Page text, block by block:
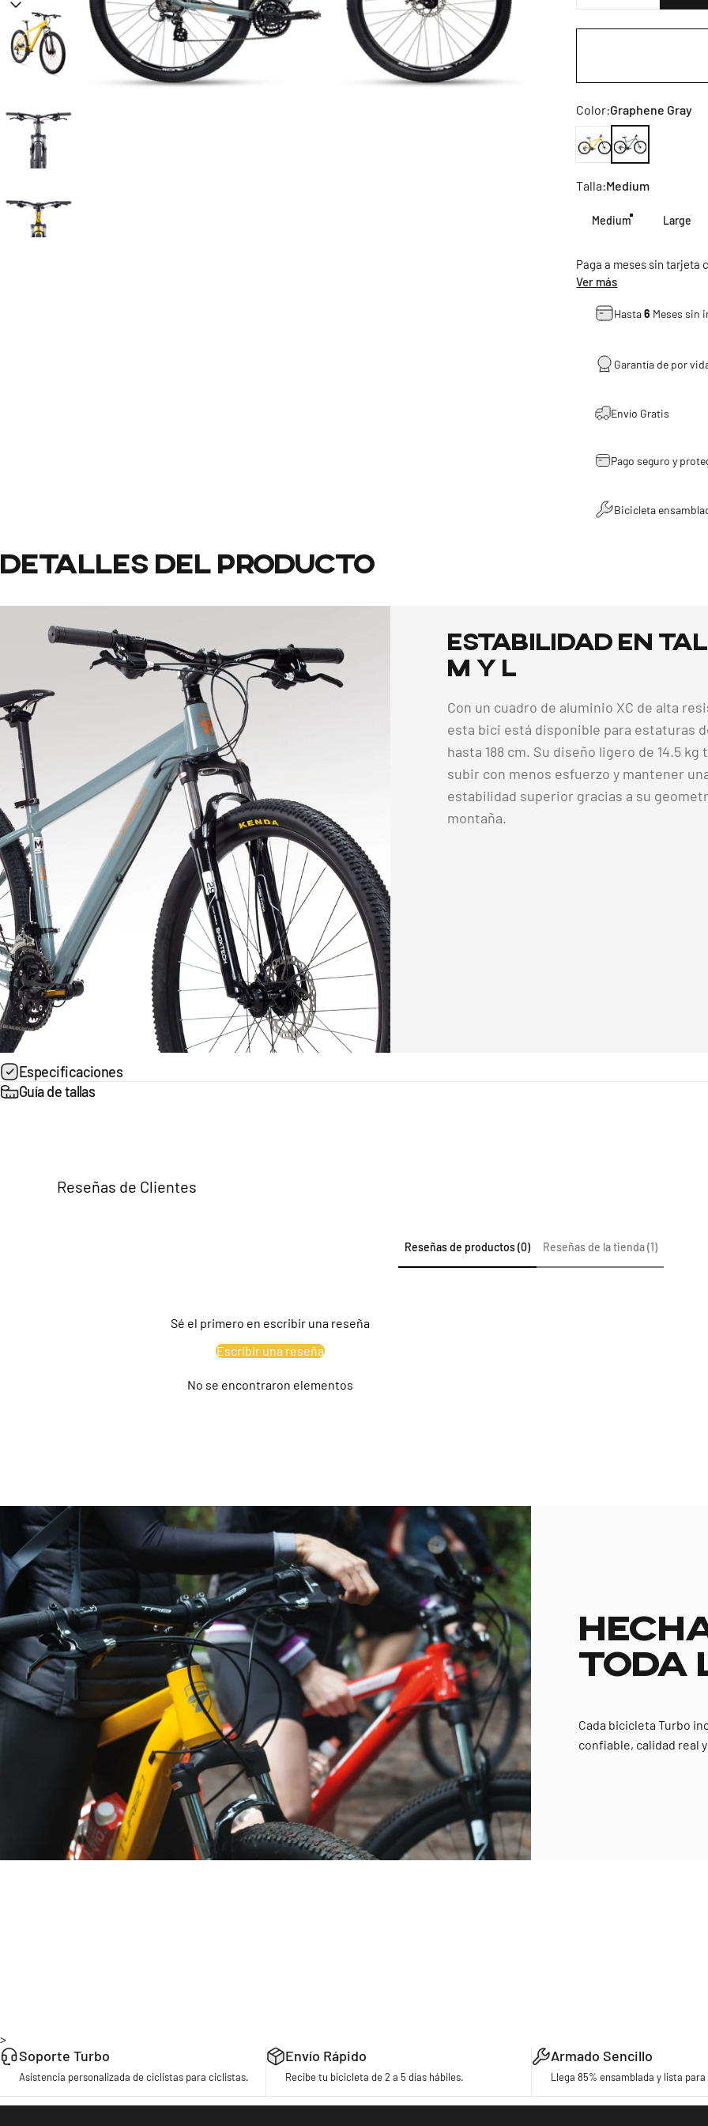
Color
Color:Graphene Gray
Amarillo Graphene Gray
Talla
Talla:Medium
Medium Large
Paga a meses sin tarjeta
Ver más
Hasta6 Meses sin
Garantía de por
Envío Gratis
Pago seguro y
Bicicleta
Detalles del producto
Estabilidad en
M y L
Con un cuadro de aluminio XC de alta
esta bici está disponible para estaturas
hasta 188 cm. Su diseño ligero de 14.5
subir con menos esfuerzo y mantener
estabilidad superior gracias a su
montaña.
Especificaciones
Guía de tallas
Reseñas de Clientes
Reseñas de productos (0) Reseñas de la tienda (1)
Sé el primero en escribir una reseña
Escribir una reseña
No se encontraron elementos
TODA
Cada bicicleta Turbo
confiable, calidad real
Soporte Turbo
Asistencia personalizada de ciclistas para ciclistas.
Envío Rápido
Recibe tu bicicleta de 2 a 5 días hábiles.
Armado Sencillo
Llega 85% ensamblada y lista
>